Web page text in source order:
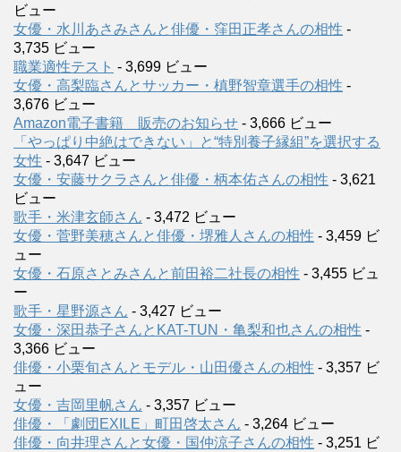
ビュー
女優・水川あさみさんと俳優・窪田正孝さんの相性 -
3,735 ビュー
職業適性テスト - 3,699 ビュー
女優・高梨臨さんとサッカー・槙野智章選手の相性 -
3,676 ビュー
Amazon電子書籍 販売のお知らせ - 3,666 ビュー
「やっぱり中絶はできない」と“特別養子縁組”を選択する
女性 - 3,647 ビュー
女優・安藤サクラさんと俳優・柄本佑さんの相性 - 3,621
ビュー
歌手・米津玄師さん - 3,472 ビュー
女優・菅野美穂さんと俳優・堺雅人さんの相性 - 3,459 ビ
ュー
女優・石原さとみさんと前田裕二社長の相性 - 3,455 ビュ
ー
歌手・星野源さん - 3,427 ビュー
女優・深田恭子さんとKAT-TUN・亀梨和也さんの相性 -
3,366 ビュー
俳優・小栗旬さんとモデル・山田優さんの相性 - 3,357 ビ
ュー
女優・吉岡里帆さん - 3,357 ビュー
俳優・「劇団EXILE」町田啓太さん - 3,264 ビュー
俳優・向井理さんと女優・国仲涼子さんの相性 - 3,251 ビ